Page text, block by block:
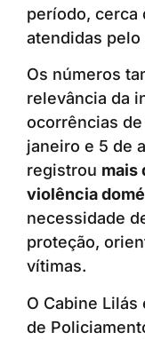
período, cerca
atendidas pelo
Os números
relevância da
ocorrências
janeiro e 5 de
registrou mais
violência
necessidade
proteção,
vítimas.
O Cabine
de